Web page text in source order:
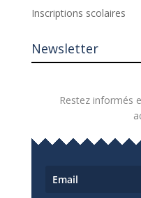
Inscriptions scolaires
Newsletter
Restez informés